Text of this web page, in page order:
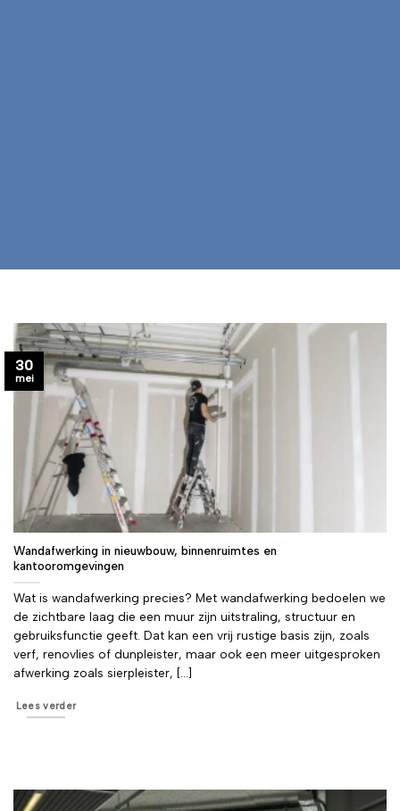
Wandafwerking in nieuwbouw, binnenruimtes en
kantooromgevingen
Wat is wandafwerking precies? Met wandafwerking bedoelen we
de zichtbare laag die een muur zijn uitstraling, structuur en
gebruiksfunctie geeft. Dat kan een vrij rustige basis zijn, zoals
verf, renovlies of dunpleister, maar ook een meer uitgesproken
afwerking zoals sierpleister, [...]
Lees verder
30
mei